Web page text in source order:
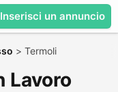
Inserisci un annuncio
> Termoli
Lavoro